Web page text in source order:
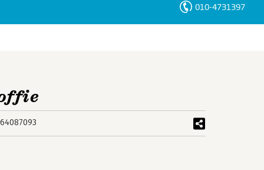
010-4731397
Personen